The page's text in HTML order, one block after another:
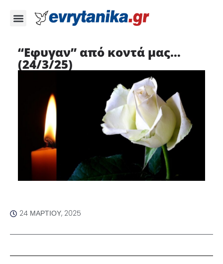
“Εφυγαν” από κοντά μας…
(24/3/25)
24 ΜΑΡΤΊΟΥ, 2025